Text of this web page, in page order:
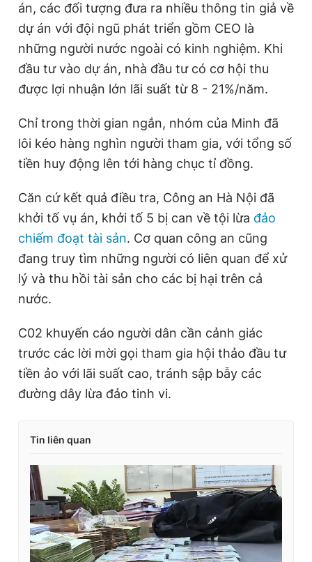
án, các đối tượng đưa ra nhiều thông tin giả về
dự án với đội ngũ phát triển gồm CEO là
những người nước ngoài có kinh nghiệm. Khi
đầu tư vào dự án, nhà đầu tư có cơ hội thu
được lợi nhuận lớn lãi suất từ 8 - 21%/năm.
Chỉ trong thời gian ngắn, nhóm của Minh đã
lôi kéo hàng nghìn người tham gia, với tổng số
tiền huy động lên tới hàng chục tỉ đồng.
Căn cứ kết quả điều tra, Công an Hà Nội đã
khởi tố vụ án, khởi tố 5 bị can về tội lừa đảo
chiếm đoạt tài sản. Cơ quan công an cũng
đang truy tìm những người có liên quan để xử
lý và thu hồi tài sản cho các bị hại trên cả
nước.
C02 khuyến cáo người dân cần cảnh giác
trước các lời mời gọi tham gia hội thảo đầu tư
tiền ảo với lãi suất cao, tránh sập bẫy các
đường dây lừa đảo tinh vi.
Tin liên quan